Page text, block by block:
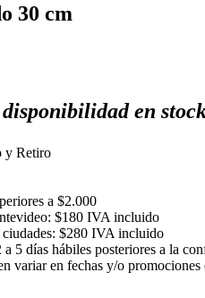
30 cm
en
y Retiro
a $2.000
$180 IVA incluido
$280 IVA incluido
a 5 días hábiles posteriores a la
variar en fechas y/o promociones